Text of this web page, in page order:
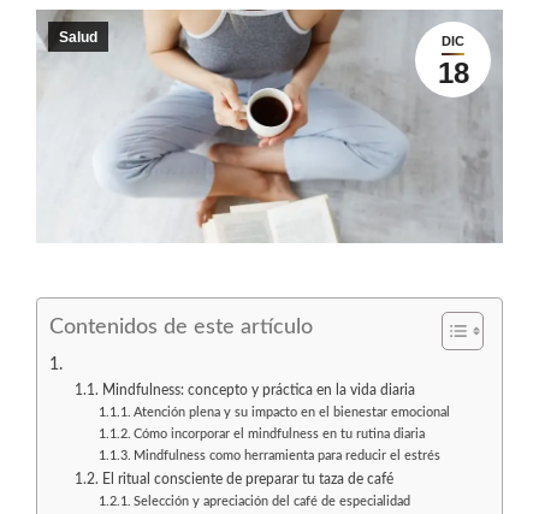
DIC
18
Salud
Contenidos de este artículo
Mindfulness: concepto y práctica en la vida diaria
Atención plena y su impacto en el bienestar emocional
Cómo incorporar el mindfulness en tu rutina diaria
Mindfulness como herramienta para reducir el estrés
El ritual consciente de preparar tu taza de café
Selección y apreciación del café de especialidad